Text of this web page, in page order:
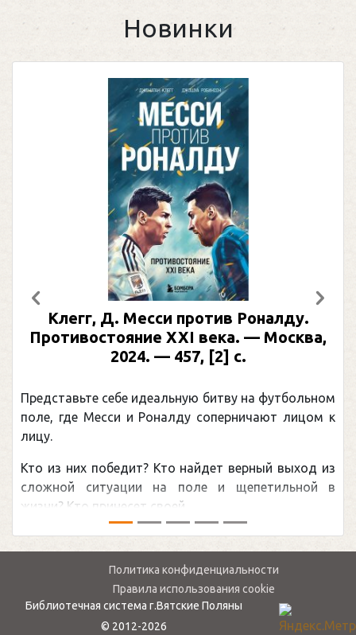
Новинки
Клегг, Д. Месси против Роналду.
Противостояние XXI века. — Москва,
2024. — 457, [2] с.
Представьте себе идеальную битву на футбольном
поле, где Месси и Роналду соперничают лицом к
лицу.
Кто из них победит? Кто найдет верный выход из
сложной ситуации на поле и щепетильной в
жизни? Кто принесет своей ...
Предыдущий
Политика конфиденциальности
Правила использования cookie
Библиотечная система г.Вятские Поляны
© 2012-2026